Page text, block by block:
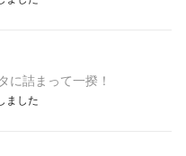
に詰まって一揆！
ました